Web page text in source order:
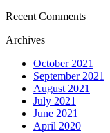
Recent Comments
Archives
October 2021
September 2021
August 2021
July 2021
June 2021
April 2020